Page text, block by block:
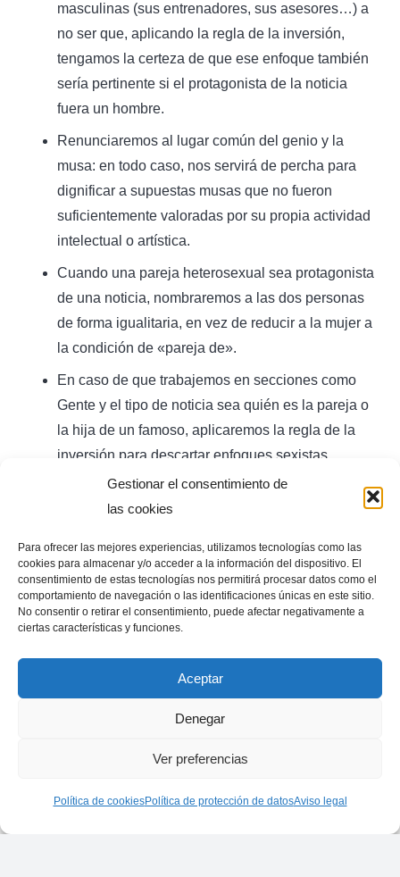
Gestionar el consentimiento de
las cookies
Para ofrecer las mejores experiencias, utilizamos tecnologías como las
cookies para almacenar y/o acceder a la información del dispositivo. El
consentimiento de estas tecnologías nos permitirá procesar datos como el
comportamiento de navegación o las identificaciones únicas en este sitio.
No consentir o retirar el consentimiento, puede afectar negativamente a
ciertas características y funciones.
Aceptar
Denegar
Ver preferencias
Política de cookiesPolítica de protección de datosAviso legal
masculinas (sus entrenadores, sus asesores…) a
no ser que, aplicando la regla de la inversión,
tengamos la certeza de que ese enfoque también
sería pertinente si el protagonista de la noticia
fuera un hombre.
Renunciaremos al lugar común del genio y la
musa: en todo caso, nos servirá de percha para
dignificar a supuestas musas que no fueron
suficientemente valoradas por su propia actividad
intelectual o artística.
Cuando una pareja heterosexual sea protagonista
de una noticia, nombraremos a las dos personas
de forma igualitaria, en vez de reducir a la mujer a
la condición de «pareja de».
En caso de que trabajemos en secciones como
Gente y el tipo de noticia sea quién es la pareja o
la hija de un famoso, aplicaremos la regla de la
inversión para descartar enfoques sexistas.
Evitaremos tipos de machismo como el de omitir
su nombre en el titular o sexualizar a la susodicha.
ejercen de acompañantes de sus maridos en actos
oficiales, como puede ser la figura (oficial o tácita)
de la «primera dama», aplicaremos la regla de la
inversión y evitaremos tipos de machismo como la
cosificación y el énfasis en lo superficial.
Evitaremos reforzar la narrativa de la esposa trofeo
y, por el contrario, destacaremos la individualidad
Una buena práctica: